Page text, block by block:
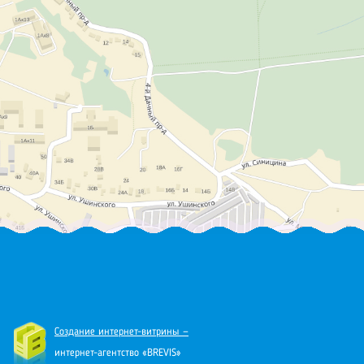
Создание интернет-витрины —
интернет-агентство «BREVIS»